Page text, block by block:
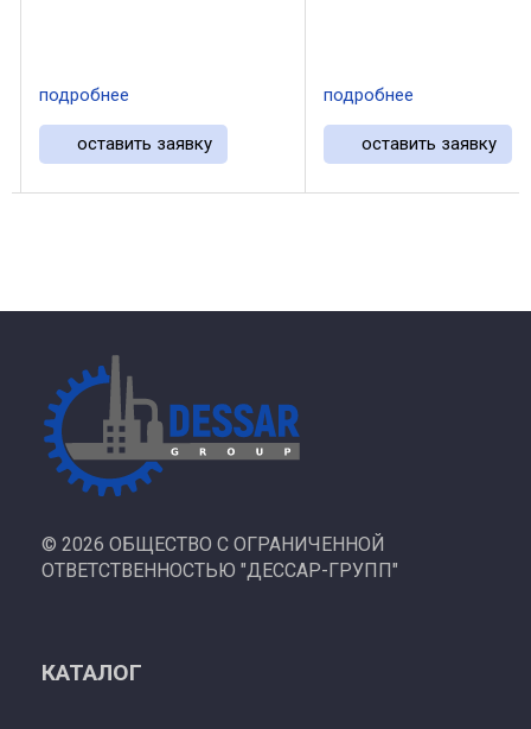
постоянного тока. ...
подробнее
оставить заявку
можно заменять
подробнее
оставить заявку
© 2026 ОБЩЕСТВО С ОГРАНИЧЕННОЙ
ОТВЕТСТВЕННОСТЬЮ "ДЕССАР-ГРУПП"
КАТАЛОГ